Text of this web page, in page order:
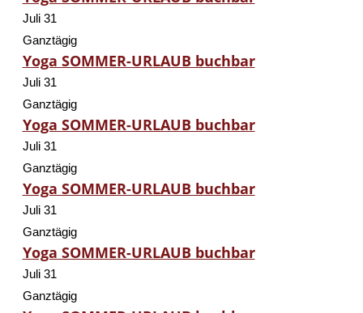
Juli 31
Ganztägig
Yoga SOMMER-URLAUB buchbar
Juli 31
Ganztägig
Yoga SOMMER-URLAUB buchbar
Juli 31
Ganztägig
Yoga SOMMER-URLAUB buchbar
Juli 31
Ganztägig
Yoga SOMMER-URLAUB buchbar
Juli 31
Ganztägig